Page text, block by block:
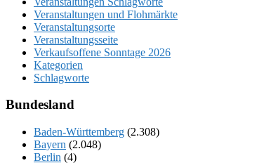
Veranstaltungen und Flohmärkte
Veranstaltungsorte
Veranstaltungsseite
Verkaufsoffene Sonntage 2026
Kategorien
Schlagworte
Bundesland
Baden-Württemberg (2.308)
Bayern (2.048)
Berlin (4)